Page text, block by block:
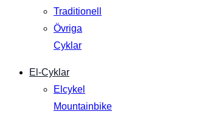
Traditionell
Övriga
Cyklar
El-Cyklar
Elcykel
Mountainbike